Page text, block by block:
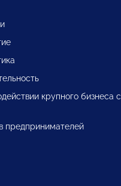
крупного бизнеса с
предпринимателей